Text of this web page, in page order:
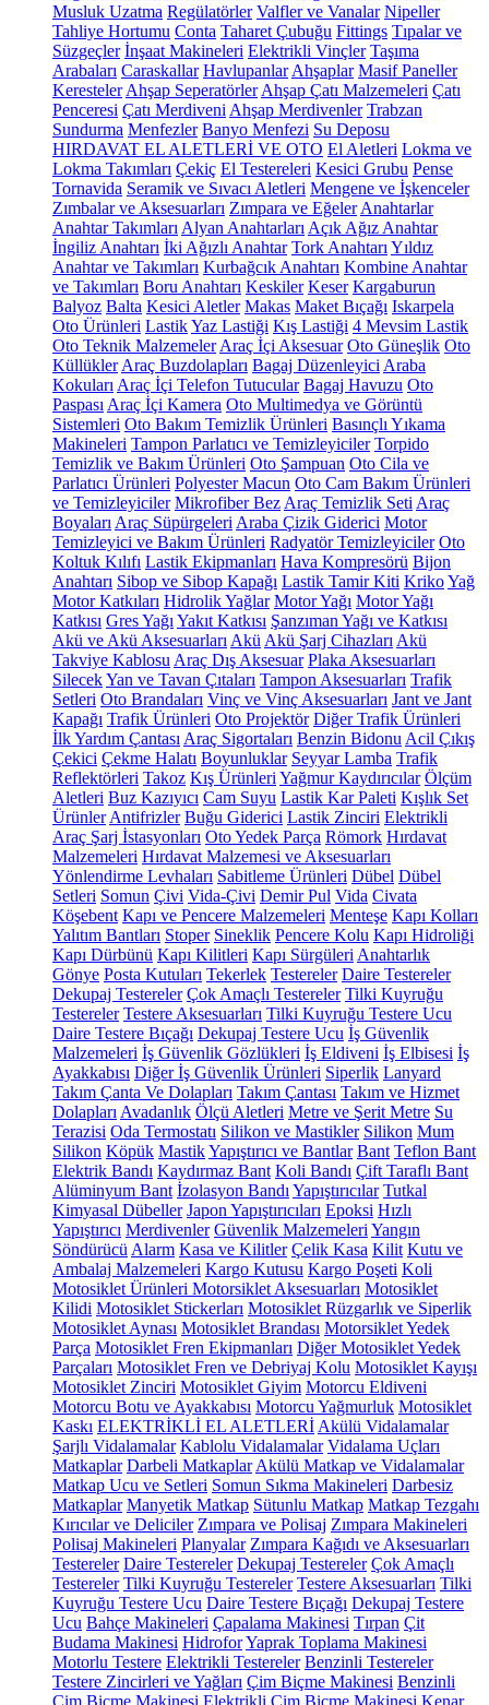
Musluk Uzatma Regülatörler Valfler ve Vanalar Nipeller
Tahliye Hortumu Conta Taharet Çubuğu Fittings Tıpalar ve
Süzgeçler İnşaat Makineleri Elektrikli Vinçler Taşıma
Arabaları Caraskallar Havlupanlar Ahşaplar Masif Paneller
Keresteler Ahşap Seperatörler Ahşap Çatı Malzemeleri Çatı
Penceresi Çatı Merdiveni Ahşap Merdivenler Trabzan
Sundurma Menfezler Banyo Menfezi Su Deposu
HIRDAVAT EL ALETLERİ VE OTO El Aletleri Lokma ve
Lokma Takımları Çekiç El Testereleri Kesici Grubu Pense
Tornavida Seramik ve Sıvacı Aletleri Mengene ve İşkenceler
Zımbalar ve Aksesuarları Zımpara ve Eğeler Anahtarlar
Anahtar Takımları Alyan Anahtarları Açık Ağız Anahtar
İngiliz Anahtarı İki Ağızlı Anahtar Tork Anahtarı Yıldız
Anahtar ve Takımları Kurbağcık Anahtarı Kombine Anahtar
ve Takımları Boru Anahtarı Keskiler Keser Kargaburun
Balyoz Balta Kesici Aletler Makas Maket Bıçağı Iskarpela
Oto Ürünleri LastikYaz Lastiği Kış Lastiği 4 Mevsim Lastik
Oto Teknik Malzemeler Araç İçi Aksesuar Oto Güneşlik Oto
Küllükler Araç Buzdolapları Bagaj Düzenleyici Araba
Kokuları Araç İçi Telefon Tutucular Bagaj Havuzu Oto
Paspası Araç İçi Kamera Oto Multimedya ve Görüntü
Sistemleri Oto Bakım Temizlik Ürünleri Basınçlı Yıkama
Makineleri Tampon Parlatıcı ve Temizleyiciler Torpido
Temizlik ve Bakım Ürünleri Oto Şampuan Oto Cila ve
Parlatıcı Ürünleri Polyester Macun Oto Cam Bakım Ürünleri
ve Temizleyiciler Mikrofiber Bez Araç Temizlik Seti Araç
Boyaları Araç Süpürgeleri Araba Çizik Giderici Motor
Temizleyici ve Bakım Ürünleri Radyatör Temizleyiciler Oto
Koltuk Kılıfı Lastik Ekipmanları Hava Kompresörü Bijon
Anahtarı Sibop ve Sibop Kapağı Lastik Tamir Kiti KrikoYağ
Motor Katkıları Hidrolik Yağlar Motor Yağı Motor Yağı
Katkısı Gres Yağı Yakıt Katkısı Şanzıman Yağı ve Katkısı
Akü ve Akü Aksesuarları Akü Akü Şarj Cihazları Akü
Takviye Kablosu Araç Dış Aksesuar Plaka Aksesuarları
SilecekYan ve Tavan Çıtaları Tampon Aksesuarları Trafik
Setleri Oto Brandaları Vinç ve Vinç Aksesuarları Jant ve Jant
Kapağı Trafik Ürünleri Oto Projektör Diğer Trafik Ürünleri
İlk Yardım Çantası Araç Sigortaları Benzin Bidonu Acil Çıkış
Çekici Çekme Halatı Boyunluklar Seyyar Lamba Trafik
Reflektörleri Takoz Kış Ürünleri Yağmur Kaydırıcılar Ölçüm
Aletleri Buz Kazıyıcı Cam Suyu Lastik Kar Paleti Kışlık Set
Ürünler Antifrizler Buğu Giderici Lastik Zinciri Elektrikli
Araç Şarj İstasyonları Oto Yedek Parça Römork Hırdavat
Malzemeleri Hırdavat Malzemesi ve Aksesuarları
Yönlendirme Levhaları Sabitleme Ürünleri Dübel Dübel
Setleri Somun Çivi Vida-Çivi Demir Pul Vida Civata
Köşebent Kapı ve Pencere Malzemeleri Menteşe Kapı Kolları
Yalıtım Bantları Stoper Sineklik Pencere Kolu Kapı Hidroliği
Kapı Dürbünü Kapı Kilitleri Kapı Sürgüleri Anahtarlık
Gönye Posta Kutuları Tekerlek Testereler Daire Testereler
Dekupaj Testereler Çok Amaçlı Testereler Tilki Kuyruğu
Testereler Testere Aksesuarları Tilki Kuyruğu Testere Ucu
Daire Testere Bıçağı Dekupaj Testere Ucu İş Güvenlik
Malzemeleri İş Güvenlik Gözlükleri İş Eldiveni İş Elbisesi İş
Ayakkabısı Diğer İş Güvenlik Ürünleri Siperlik Lanyard
Takım Çanta Ve Dolapları Takım Çantası Takım ve Hizmet
Dolapları Avadanlık Ölçü Aletleri Metre ve Şerit Metre Su
Terazisi Oda Termostatı Silikon ve Mastikler Silikon Mum
Silikon Köpük MastikYapıştırıcı ve Bantlar Bant Teflon Bant
Elektrik Bandı Kaydırmaz Bant Koli Bandı Çift Taraflı Bant
Alüminyum Bant İzolasyon Bandı Yapıştırıcılar Tutkal
Kimyasal Dübeller Japon Yapıştırıcıları Epoksi Hızlı
Yapıştırıcı Merdivenler Güvenlik Malzemeleri Yangın
Söndürücü Alarm Kasa ve Kilitler Çelik Kasa Kilit Kutu ve
Ambalaj Malzemeleri Kargo Kutusu Kargo Poşeti Koli
Motosiklet Ürünleri Motorsiklet Aksesuarları Motosiklet
Kilidi Motosiklet Stickerları Motosiklet Rüzgarlık ve Siperlik
Motosiklet Aynası Motosiklet Brandası Motorsiklet Yedek
Parça Motosiklet Fren Ekipmanları Diğer Motosiklet Yedek
Parçaları Motosiklet Fren ve Debriyaj Kolu Motosiklet Kayışı
Motosiklet Zinciri Motosiklet Giyim Motorcu Eldiveni
Motorcu Botu ve Ayakkabısı Motorcu Yağmurluk Motosiklet
Kaskı ELEKTRİKLİ EL ALETLERİ Akülü Vidalamalar
Şarjlı Vidalamalar Kablolu Vidalamalar Vidalama Uçları
Matkaplar Darbeli Matkaplar Akülü Matkap ve Vidalamalar
Matkap Ucu ve Setleri Somun Sıkma Makineleri Darbesiz
Matkaplar Manyetik Matkap Sütunlu Matkap Matkap Tezgahı
Kırıcılar ve Deliciler Zımpara ve Polisaj Zımpara Makineleri
Polisaj Makineleri Planyalar Zımpara Kağıdı ve Aksesuarları
Testereler Daire Testereler Dekupaj Testereler Çok Amaçlı
Testereler Tilki Kuyruğu Testereler Testere Aksesuarları Tilki
Kuyruğu Testere Ucu Daire Testere Bıçağı Dekupaj Testere
Ucu Bahçe Makineleri Çapalama Makinesi Tırpan Çit
Budama Makinesi HidroforYaprak Toplama Makinesi
Motorlu Testere Elektrikli Testereler Benzinli Testereler
Testere Zincirleri ve Yağları Çim Biçme Makinesi Benzinli
Çim Biçme Makinesi Elektrikli Çim Biçme Makinesi Kenar